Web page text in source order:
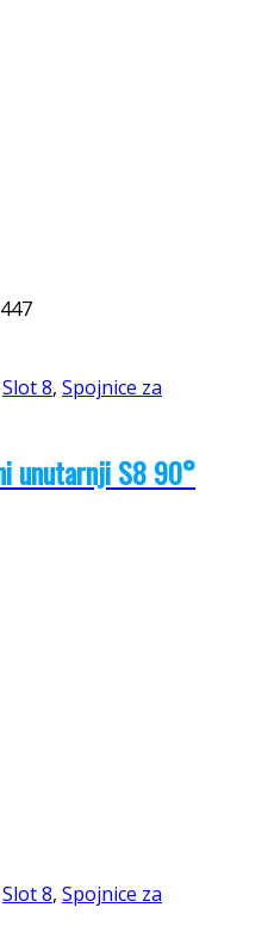
Slot 8, Spojnice za
unutarnji S8 90°
Slot 8, Spojnice za